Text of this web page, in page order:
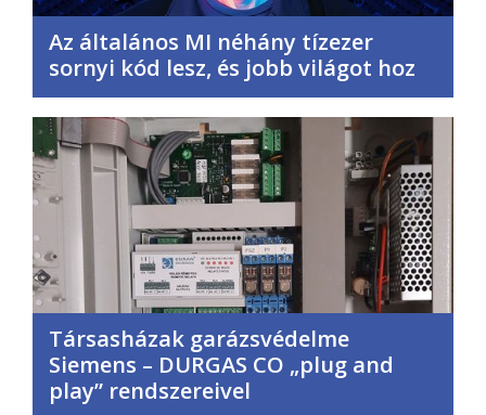
Az általános MI néhány tízezer
sornyi kód lesz, és jobb világot hoz
Társasházak garázsvédelme
Siemens – DURGAS CO „plug and
play” rendszereivel